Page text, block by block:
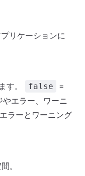
リケーションに
す。
false
=
エラー、ワーニ
ラーとワーニング
。